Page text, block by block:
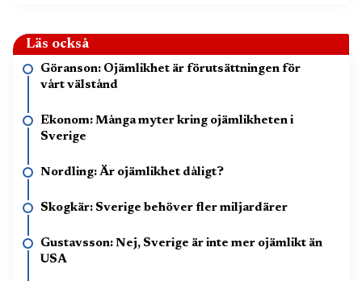
Läs också
Göranson: Ojämlikhet är förutsättningen för
vårt välstånd
Ekonom: Många myter kring ojämlikheten i
Sverige
Nordling: Är ojämlikhet dåligt?
Skogkär: Sverige behöver fler miljardärer
Gustavsson: Nej, Sverige är inte mer ojämlikt än
USA